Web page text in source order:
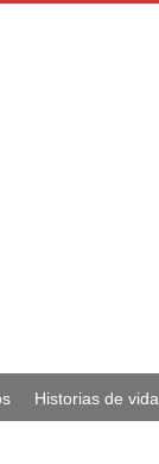
Historias de vida